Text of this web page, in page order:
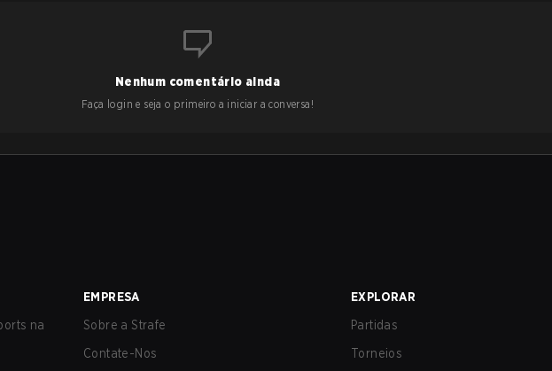
Nenhum comentário ainda
Faça login e seja o primeiro a iniciar a conversa!
na
EMPRESA
Sobre a Strafe
Contate-Nos
EXPLORAR
Partidas
Torneios